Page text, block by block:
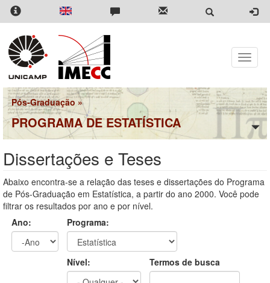
Pular
para
conteúdo
principal
Toggle
Pós-Graduação »
PROGRAMA DE ESTATÍSTICA
Dissertações e Teses
Abaixo encontra-se a relação das teses e dissertações do Programa
de Pós-Graduação em Estatística, a partir do ano 2000. Você pode
filtrar os resultados por ano e por nível.
Ano:
Programa:
Nível: Termos de busca